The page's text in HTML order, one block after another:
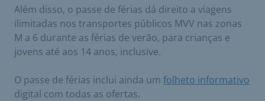
Além disso, o passe de férias dá direito a viagens
ilimitadas nos transportes públicos MVV nas zonas
M a 6 durante as férias de verão, para crianças e
jovens até aos 14 anos, inclusive.
O passe de férias inclui ainda um folheto informativo
digital com todas as ofertas.